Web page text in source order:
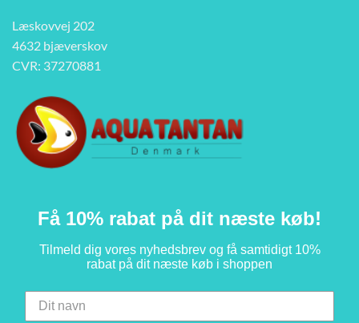
Læskovvej 202
4632 bjæverskov
CVR: 37270881
Få 10% rabat på dit næste køb!
Tilmeld dig vores nyhedsbrev og få samtidigt 10%
rabat på dit næste køb i shoppen